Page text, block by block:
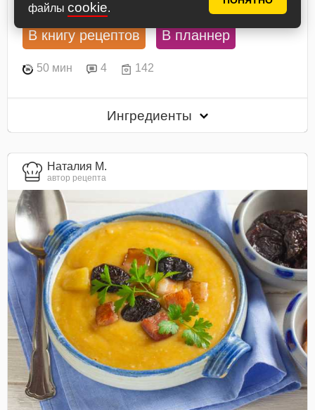
файлы cookie.
В книгу рецептов В планнер
50 мин 4 142
Ингредиенты
Наталия М.
автор рецепта